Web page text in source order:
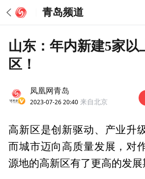
青岛频道
山东：年内新建5家以
区！
凤凰网青岛
2023-07-26 20:40 来自北京
高新区是创新驱动、产业升
而城市迈向高质量发展，对
源地的高新区有了更高的发展